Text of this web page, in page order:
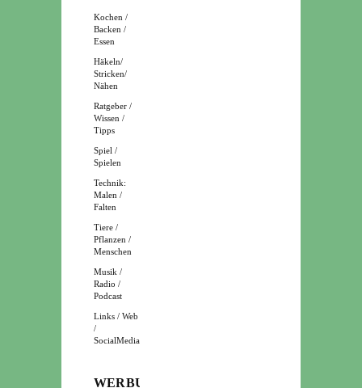
Kochen /
Backen /
Essen
Häkeln/
Stricken/
Nähen
Ratgeber /
Wissen /
Tipps
Spiel /
Spielen
Technik:
Malen /
Falten
Tiere /
Pflanzen /
Menschen
Musik /
Radio /
Podcast
Links / Web
/
SocialMedia
WERBUNG: